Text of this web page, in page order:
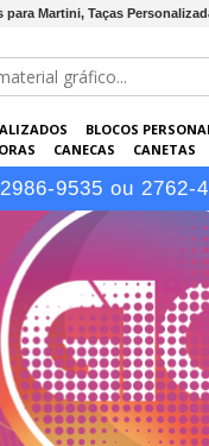
Martini, Taças
BLOCOS
CANECAS CANETAS
EMBALAGENS
9535 ou 2762-